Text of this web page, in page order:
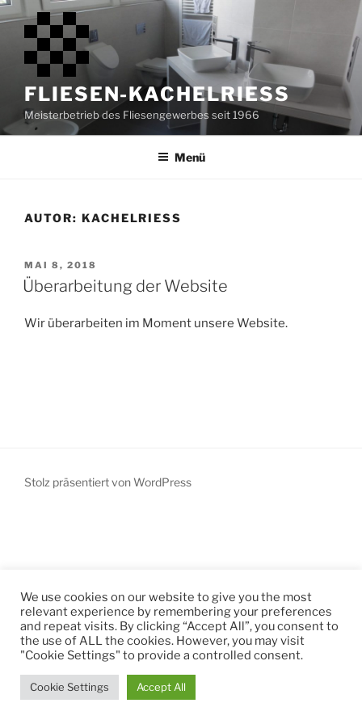
Zum
Inhalt
springen
FLIESEN-KACHELRIESS
Meisterbetrieb des Fliesengewerbes seit 1966
Menü
AUTOR: KACHELRIESS
VERÖFFENTLICHT
AM
MAI 8, 2018
Überarbeitung der Website
Wir überarbeiten im Moment unsere Website.
Stolz präsentiert von WordPress
We use cookies on our website to give you the most
relevant experience by remembering your preferences
and repeat visits. By clicking “Accept All”, you consent to
the use of ALL the cookies. However, you may visit
"Cookie Settings" to provide a controlled consent.
Cookie Settings Accept All